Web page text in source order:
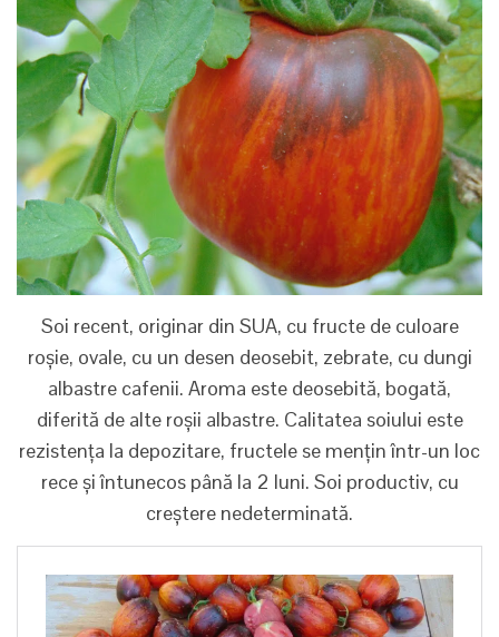
Soi recent, originar din SUA, cu fructe de culoare
roșie, ovale, cu un desen deosebit, zebrate, cu dungi
albastre cafenii. Aroma este deosebită, bogată,
diferită de alte roșii albastre. Calitatea soiului este
rezistența la depozitare, fructele se mențin într-un loc
rece și întunecos până la 2 luni. Soi productiv, cu
creștere nedeterminată.